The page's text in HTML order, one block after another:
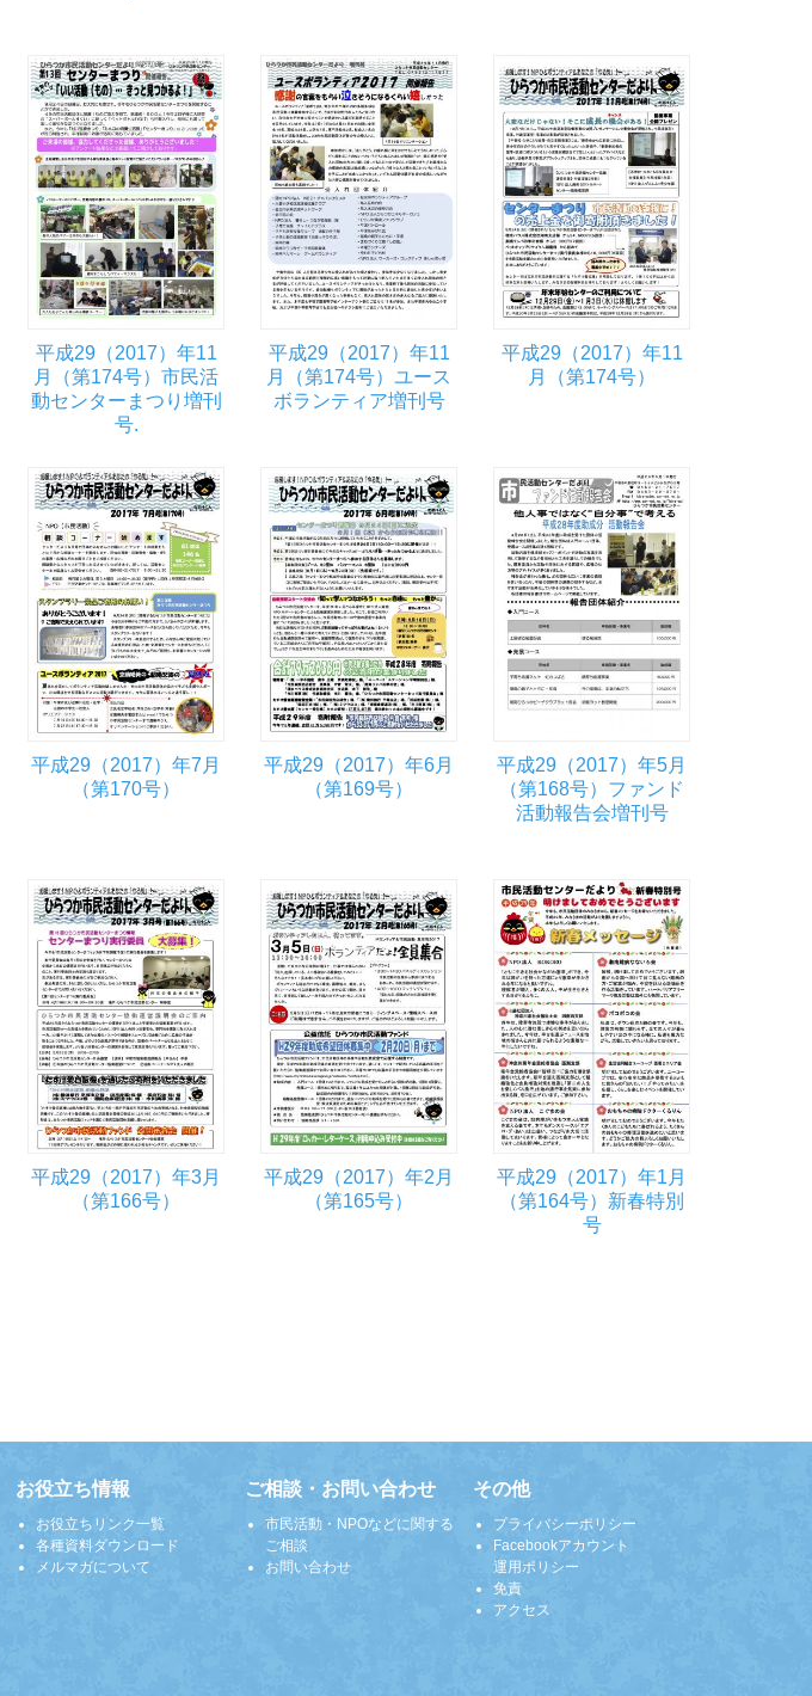
平成29（2017）年11
月（第174号）市民活
動センターまつり増刊
号.
平成29（2017）年11
月（第174号）ユース
ボランティア増刊号
平成29（2017）年11
月（第174号）
平成29（2017）年7月
（第170号）
平成29（2017）年6月
（第169号）
平成29（2017）年5月
（第168号）ファンド
活動報告会増刊号
平成29（2017）年3月
（第166号）
平成29（2017）年2月
（第165号）
平成29（2017）年1月
（第164号）新春特別
号
お役立ち情報
お役立ちリンク一覧
各種資料ダウンロード
メルマガについて
ご相談・お問い合わせ
市民活動・NPOなどに関する
ご相談
お問い合わせ
その他
プライバシーポリシー
Facebookアカウント
運用ポリシー
免責
アクセス